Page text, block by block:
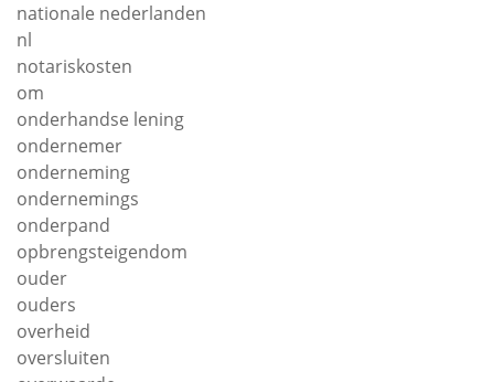
nationale nederlanden
nl
notariskosten
om
onderhandse lening
ondernemer
onderneming
ondernemings
onderpand
opbrengsteigendom
ouder
ouders
overheid
oversluiten